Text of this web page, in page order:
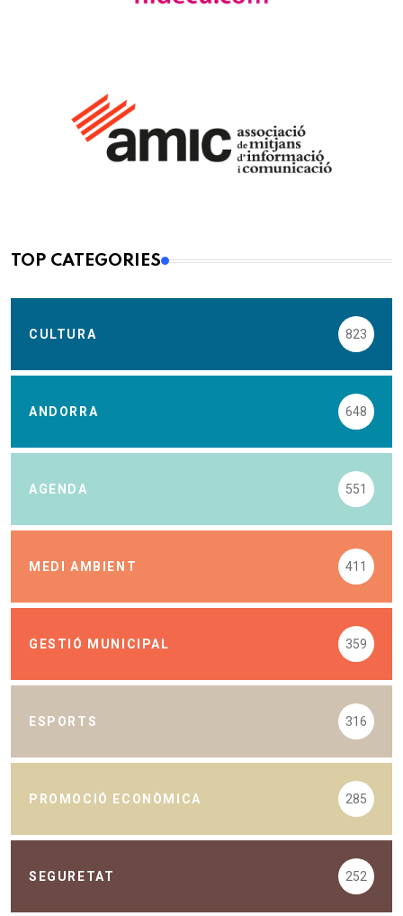
TOP CATEGORIES
CULTURA 823
ANDORRA 648
AGENDA 551
MEDI AMBIENT 411
GESTIÓ MUNICIPAL 359
ESPORTS 316
PROMOCIÓ ECONÒMICA 285
SEGURETAT 252